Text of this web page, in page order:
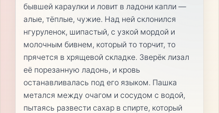
бывшей караулки и ловит в ладони капли —
алые, тёплые, чужие. Над ней склонился
нгуруленок, шипастый, с узкой мордой и
молочным бивнем, который то торчит, то
прячется в хрящевой складке. Зверёк лизал
её порезанную ладонь, и кровь
останавливалась под его языком. Пашка
метался между очагом и сосудом с водой,
пытаясь развести сахар в спирте, который